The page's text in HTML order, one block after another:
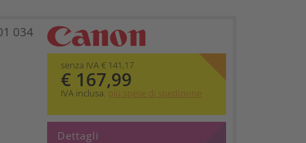
034
senza IVA € 141,17
€ 167,99
IVA inclusa. più spese di spedizione
Dettagli